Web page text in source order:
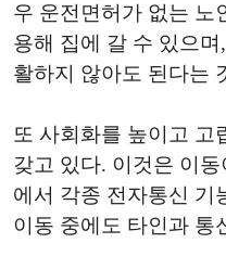
우 운전면허가 없는 노
용해 집에 갈 수 있으
활하지 않아도 된다는
또 사회화를 높이고 고
갖고 있다. 이것은 이
에서 각종 전자통신 기
이동 중에도 타인과 통